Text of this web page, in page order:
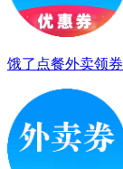
饿了点餐外卖领券